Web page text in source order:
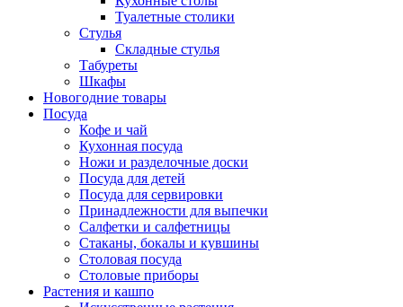
Туалетные столики
Стулья
Складные стулья
Табуреты
Шкафы
Новогодние товары
Посуда
Кофе и чай
Кухонная посуда
Ножи и разделочные доски
Посуда для детей
Посуда для сервировки
Принадлежности для выпечки
Салфетки и салфетницы
Стаканы, бокалы и кувшины
Столовая посуда
Столовые приборы
Растения и кашпо